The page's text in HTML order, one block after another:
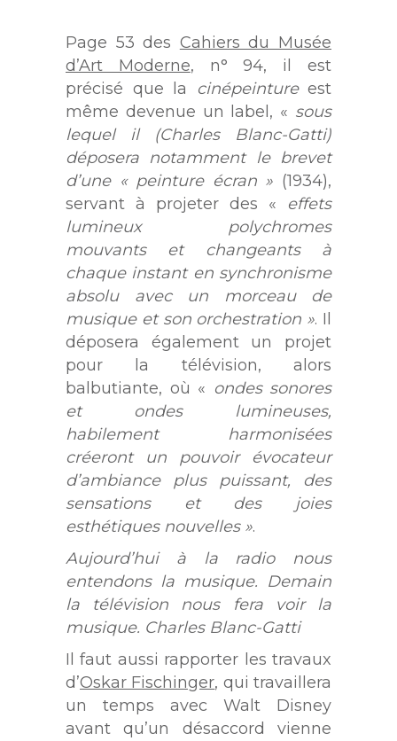
Page 53 des Cahiers du Musée
d’Art Moderne, n° 94, il est
précisé que la
cinépeintureest
même devenue un label, « sous
lequel il (Charles Blanc-Gatti)
déposera notamment le brevet
d’une « peinture écran » (1934),
servant à projeter des « effets
lumineux polychromes
mouvants et changeants à
chaque instant en synchronisme
absolu avec un morceau de
musique et son orchestration ». Il
déposera également un projet
pour la télévision, alors
balbutiante, où « ondes sonores
et ondes lumineuses,
habilement harmonisées
créeront un pouvoir évocateur
d’ambiance plus puissant, des
sensations et des joies
esthétiques nouvelles ».
Aujourd’hui à la radio nous
entendons la musique. Demain
la télévision nous fera voir la
musique. Charles Blanc-Gatti
Il faut aussi rapporter les travaux
d’Oskar Fischinger, qui travaillera
un temps avec Walt Disney
avant qu’un désaccord vienne